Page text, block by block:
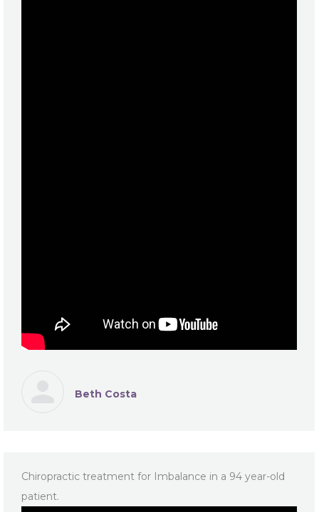
Beth Costa
Chiropractic treatment for Imbalance in a 94 year-old
patient.